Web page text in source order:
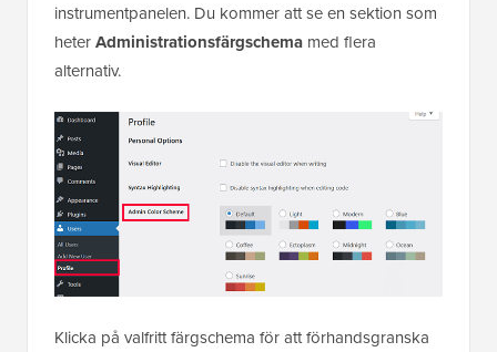
instrumentpanelen. Du kommer att se en sektion som
heterAdministrationsfärgschema med flera
alternativ.
Klicka på valfritt färgschema för att förhandsgranska